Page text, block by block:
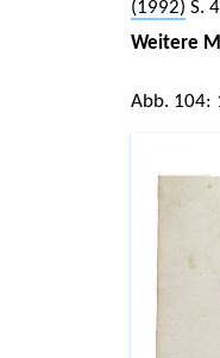
(1992) S.
Weitere
Abb. 104: